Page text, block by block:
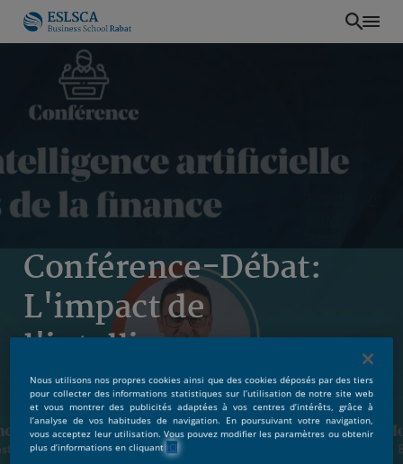
principal
Conférence-Débat:
L'impact de
l'intelligence
artificielle sur les
métiers de la finance
Nous utilisons nos propres cookies ainsi que des cookies déposés par des tiers
pour collecter des informations statistiques sur l’utilisation de notre site web
et vous montrer des publicités adaptées à vos centres d’intérêts, grâce à
l’analyse de vos habitudes de navigation. En poursuivant votre navigation,
vous acceptez leur utilisation. Vous pouvez modifier les paramètres ou obtenir
plus d’informations en cliquant ICI